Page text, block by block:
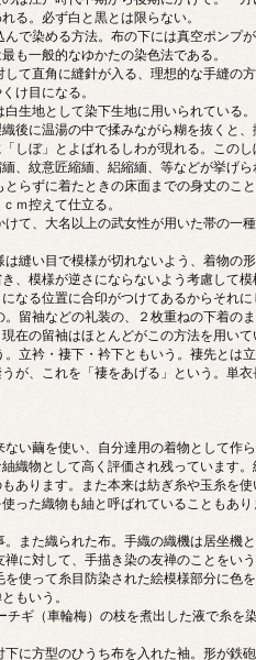
る。必ず白と黒とは限らない。
で染める方法。布の下には真空ポンプ
も一般的なゆかたの染色法である。
て直角に縫針が入る、理想的な手縫の
け目になる。
生地として染下生地に用いられている
後に温湯の中で揉みながら糊を抜くと
しぼ」とよばれるしわが現れる。この
、紋意匠縮緬、絽縮緬、等などが挙げら
らずに着たときの床面までの身丈のこ
ｍ控えて仕立る。
、大名以上の武女性が用いた帯の一種
い目で模様が切れないよう、着物の
模様が逆さにならないよう考慮して模
なる位置に合印がつけてあるからそれに
留袖などの礼装の、２枚重ねの下着の
在の留袖はほとんどがこの方法を用いて
立衿・褄下・衿下ともいう。褄先とは
が、これを「褄をあげる」という。単
い繭を使い、自分達用の着物として作
織物として高く評価され残っています
あります。また本来は紡ぎ糸や玉糸を
った織物も紬と呼ばれていることもあ
た織られた布。手織の織機は居坐機と
に対して、手描き染の友禅のことをいう
使って糸目防染された絵模様部分に色
もいう。
ギ（車輪梅）の枝を煮出した液で糸を
に方型のひうち布を入れた袖。形が鉄